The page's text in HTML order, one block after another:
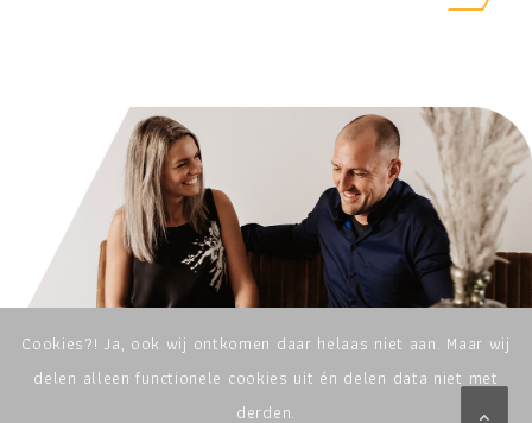
Cookies?! Ja, ook wij ontkomen daar helaas niet aan. Maar wij
delen alleen functionele cookies uit én delen data niet met
derden.